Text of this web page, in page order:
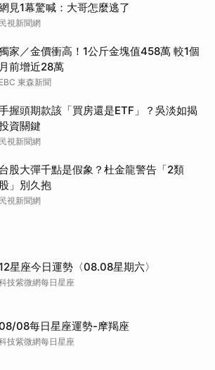
見1幕驚喊：大哥怎麼逃了
民視新聞網
家／金價衝高！1公斤金塊值458萬 較1個
月前增近28萬
EBC 東森新聞
握頭期款該「買房還是ETF」？吳淡如揭
資關鍵
民視新聞網
台股大彈千點是假象？杜金龍警告「2類
股」別久抱
民視新聞網
星座今日運勢〈08.08星期六〉
技紫微網每日星座
08每日星座運勢-摩羯座
技紫微網每日星座